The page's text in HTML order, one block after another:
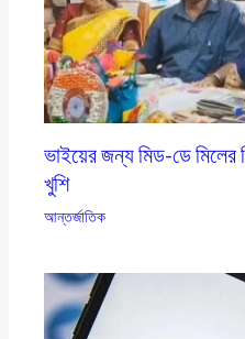
ভাইয়ের জন্য মিড-ডে মিলের
খুশি
আন্তর্জাতিক